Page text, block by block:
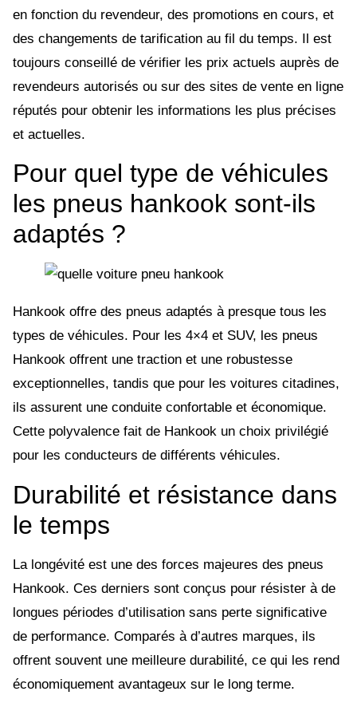
en fonction du revendeur, des promotions en cours, et
des changements de tarification au fil du temps. Il est
toujours conseillé de vérifier les prix actuels auprès de
revendeurs autorisés ou sur des sites de vente en ligne
réputés pour obtenir les informations les plus précises
et actuelles.
Pour quel type de véhicules
les pneus hankook sont-ils
adaptés ?
Hankook offre des pneus adaptés à presque tous les
types de véhicules. Pour les 4×4 et SUV, les pneus
Hankook offrent une traction et une robustesse
exceptionnelles, tandis que pour les voitures citadines,
ils assurent une conduite confortable et économique.
Cette polyvalence fait de Hankook un choix privilégié
pour les conducteurs de différents véhicules.
Durabilité et résistance dans
le temps
La longévité est une des forces majeures des pneus
Hankook. Ces derniers sont conçus pour résister à de
longues périodes d’utilisation sans perte significative
de performance. Comparés à d’autres marques, ils
offrent souvent une meilleure durabilité, ce qui les rend
économiquement avantageux sur le long terme.